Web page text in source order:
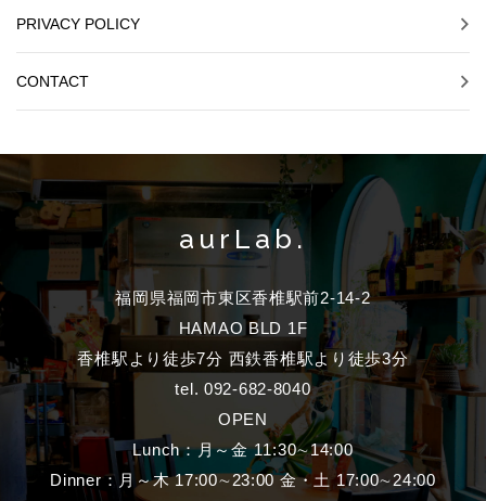
PRIVACY POLICY
CONTACT
aurLab.
福岡県福岡市東区香椎駅前2-14-2
HAMAO BLD 1F
香椎駅より徒歩7分 西鉄香椎駅より徒歩3分
tel. 092-682-8040
OPEN
Lunch：月～金 11:30∼14:00
Dinner：月～木 17:00∼23:00 金・土 17:00∼24:00